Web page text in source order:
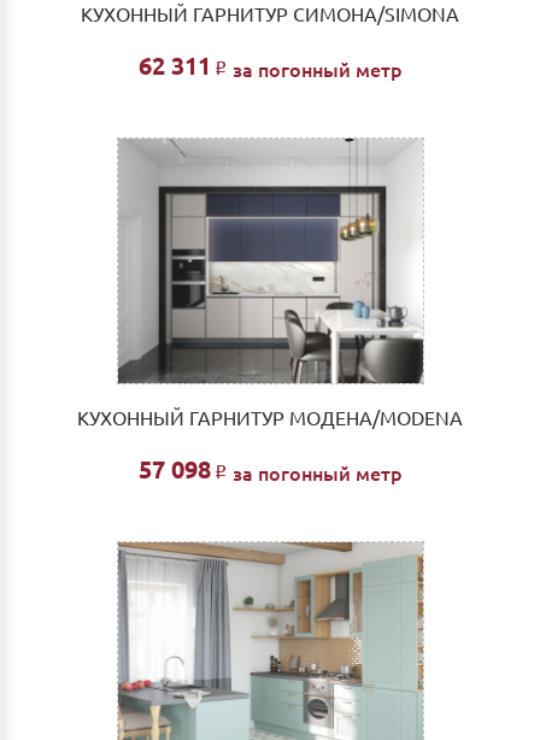
КУХОННЫЙ ГАРНИТУР СИМОНА/SIMONA
62 311 Р за погонный метр
КУХОННЫЙ ГАРНИТУР МОДЕНА/MODENA
57 098 Р за погонный метр